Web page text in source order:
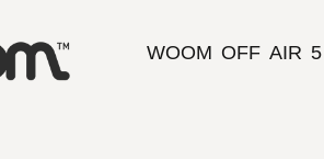
WOOM OFF AIR 5